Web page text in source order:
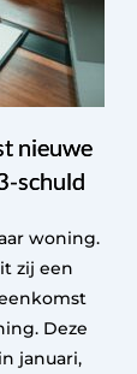
nieuwe
schuld
woning.
zij een
Deze
januari,